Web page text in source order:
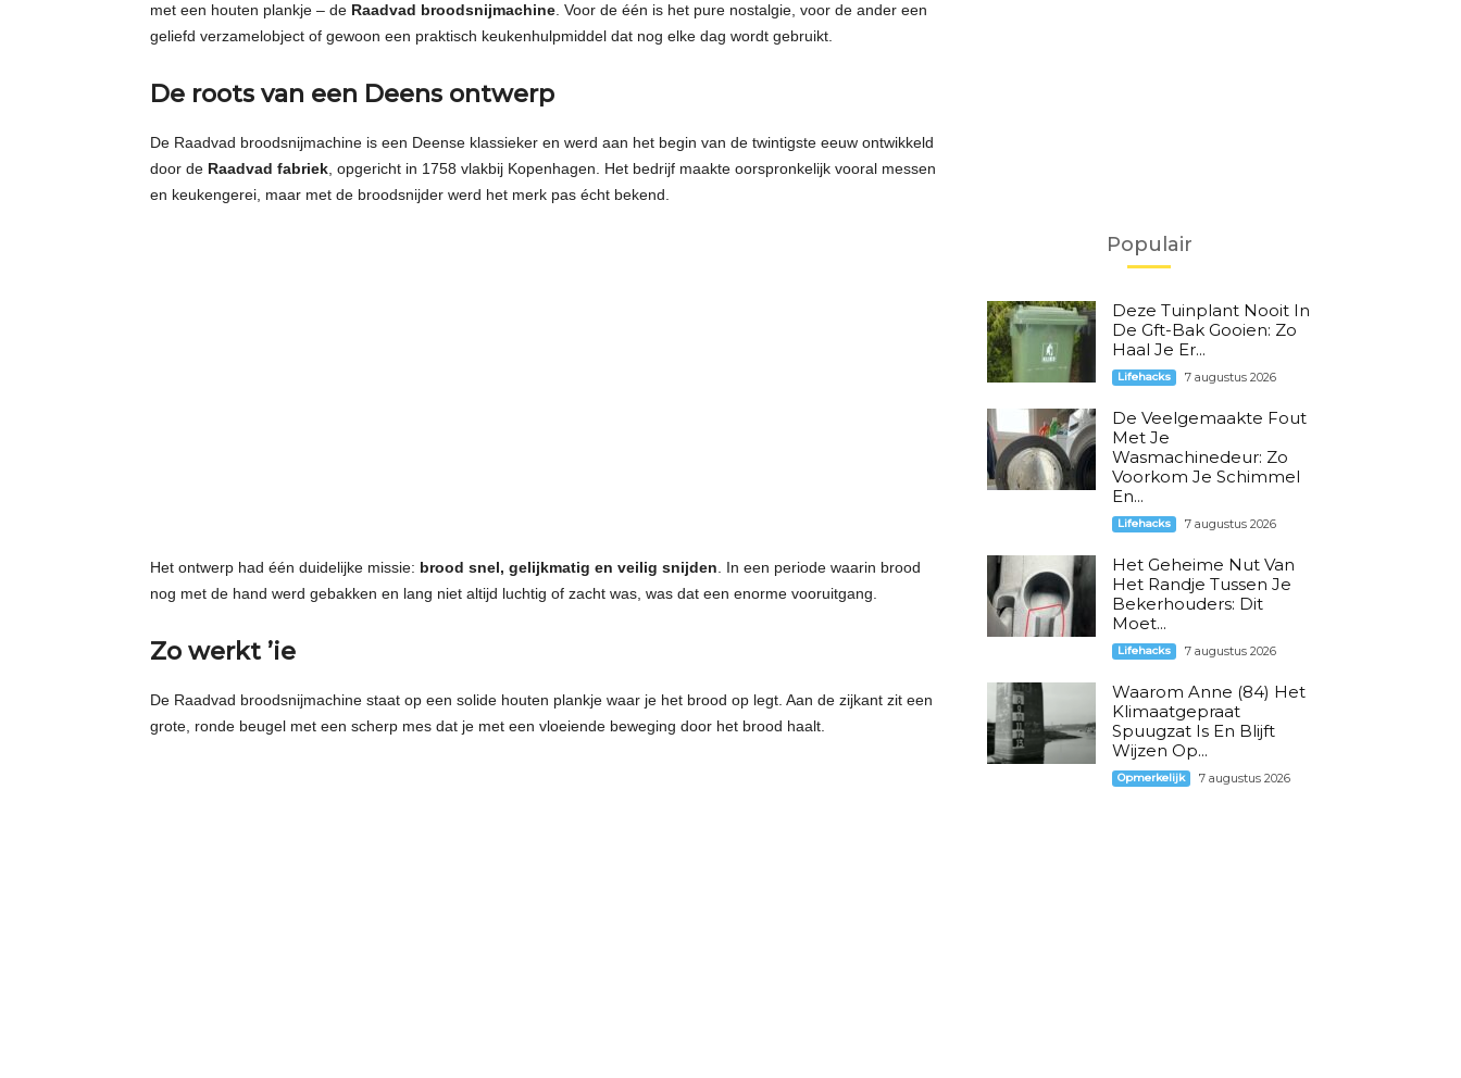
met een houten plankje – de Raadvad broodsnijmachine. Voor de één is het pure nostalgie, voor de ander een
geliefd verzamelobject of gewoon een praktisch keukenhulpmiddel dat nog elke dag wordt gebruikt.
De roots van een Deens ontwerp
De Raadvad broodsnijmachine is een Deense klassieker en werd aan het begin van de twintigste eeuw ontwikkeld
door de Raadvad fabriek, opgericht in 1758 vlakbij Kopenhagen. Het bedrijf maakte oorspronkelijk vooral messen
en keukengerei, maar met de broodsnijder werd het merk pas écht bekend.
Het ontwerp had één duidelijke missie: brood snel, gelijkmatig en veilig snijden . In een periode waarin brood
nog met de hand werd gebakken en lang niet altijd luchtig of zacht was, was dat een enorme vooruitgang.
Zo werkt ’ie
De Raadvad broodsnijmachine staat op een solide houten plankje waar je het brood op legt. Aan de zijkant zit een
grote, ronde beugel met een scherp mes dat je met een vloeiende beweging door het brood haalt.
Populair
Deze Tuinplant Nooit In
De Gft-Bak Gooien: Zo
Haal Je Er...
Lifehacks 7 augustus 2026
De Veelgemaakte Fout
Met Je
Wasmachinedeur: Zo
Voorkom Je Schimmel
En...
Lifehacks 7 augustus 2026
Het Geheime Nut Van
Het Randje Tussen Je
Bekerhouders: Dit
Moet...
Lifehacks 7 augustus 2026
Waarom Anne (84) Het
Klimaatgepraat
Spuugzat Is En Blijft
Wijzen Op...
Opmerkelijk 7 augustus 2026